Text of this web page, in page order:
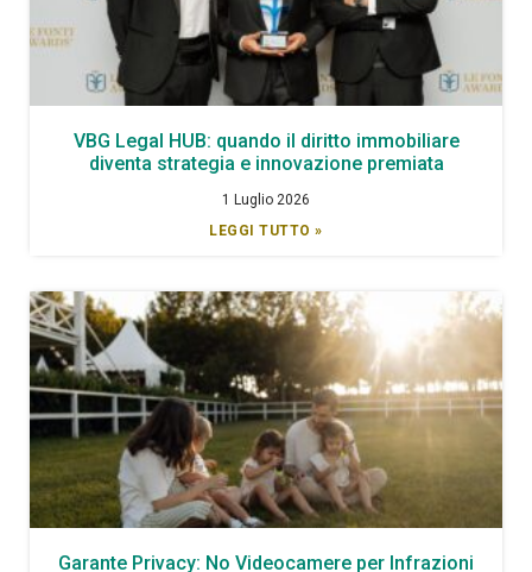
VBG Legal HUB: quando il diritto immobiliare
diventa strategia e innovazione premiata
1 Luglio 2026
LEGGI TUTTO »
Garante Privacy: No Videocamere per Infrazioni